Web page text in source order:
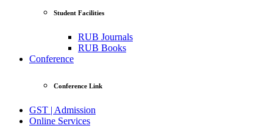
Student Facilities
RUB Journals
RUB Books
Conference
Conference Link
GST | Admission
Online Services